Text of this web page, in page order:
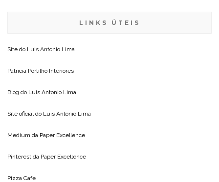
LINKS ÚTEIS
Site do Luis Antonio Lima
Patricia Portilho Interiores
Blog do Luis Antonio Lima
Site oficial do Luis Antonio Lima
Medium da Paper Excellence
Pinterest da Paper Excellence
Pizza Cafe